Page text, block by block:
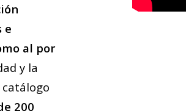
e
al por
y la
200